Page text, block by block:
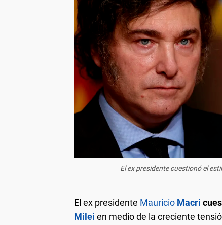
El ex presidente cuestionó el
El ex presidente Mauricio Macri
Milei en medio de la creciente